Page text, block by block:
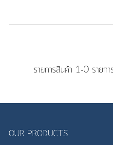
รายการสินค้า 1-0 รายก
OUR PRODUCTS